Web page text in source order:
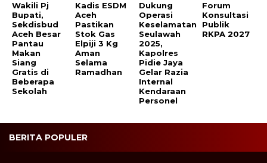
Wakili Pj
Bupati,
Sekdisbud
Aceh Besar
Pantau
Makan
Siang
Gratis di
Beberapa
Sekolah
Kadis ESDM
Aceh
Pastikan
Stok Gas
Elpiji 3 Kg
Aman
Selama
Ramadhan
Dukung
Operasi
Keselamatan
Seulawah
2025,
Kapolres
Pidie Jaya
Gelar Razia
Internal
Kendaraan
Personel
Forum
Konsultasi
Publik
RKPA 2027
BERITA POPULER